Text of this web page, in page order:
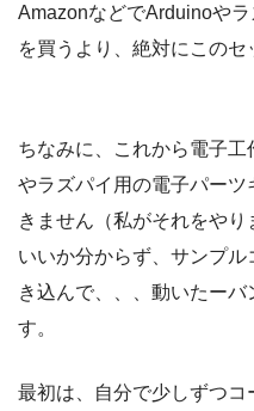
AmazonなどでArduinoや
を買うより、絶対にこのセ
ちなみに、これから電子
やラズパイ用の電子パー
きません（私がそれをや
いいか分からず、サンプ
き込んで、、、動いたー
す。
最初は、自分で少しずつ